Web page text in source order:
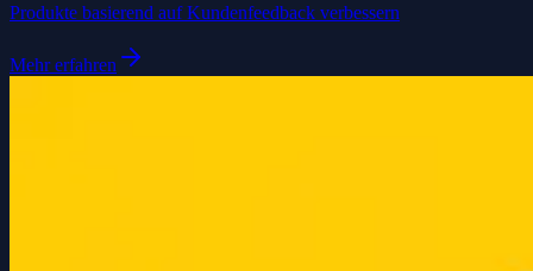
Produkte basierend auf Kundenfeedback verbessern
Mehr erfahren